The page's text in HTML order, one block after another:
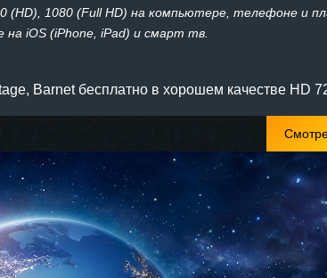
(HD), 1080 (Full HD) на компьютере, телефоне и
на iOS (iPhone, iPad) и смарт тв.
Barnet бесплатно в хорошем качестве HD